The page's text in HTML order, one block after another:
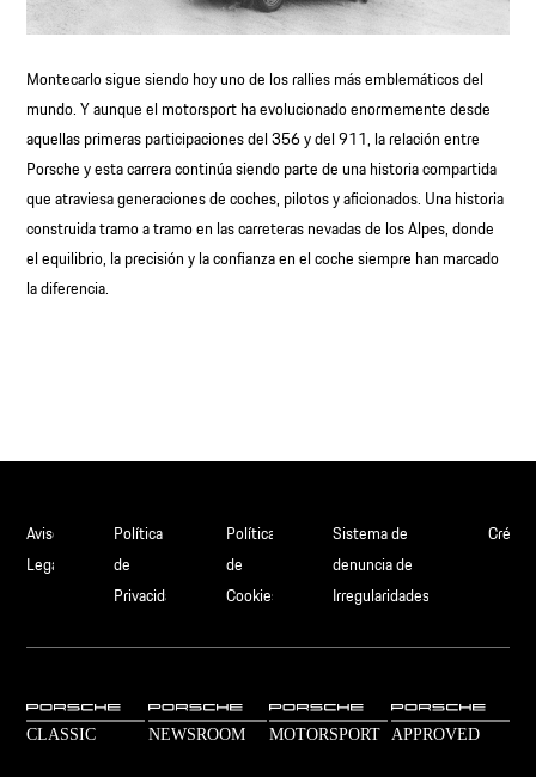
Montecarlo sigue siendo hoy uno de los rallies más emblemáticos del
mundo. Y aunque el motorsport ha evolucionado enormemente desde
aquellas primeras participaciones del 356 y del 911, la relación entre
Porsche y esta carrera continúa siendo parte de una historia compartida
que atraviesa generaciones de coches, pilotos y aficionados. Una historia
construida tramo a tramo en las carreteras nevadas de los Alpes, donde
el equilibrio, la precisión y la confianza en el coche siempre han marcado
la diferencia.
Aviso
Legal
Política
de
Privacidad
Política
de
Cookies
Sistema de
denuncia de
Irregularidades